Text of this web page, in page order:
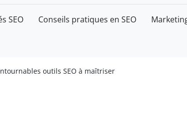
SEO Conseils pratiques en SEO
outils SEO à maîtriser